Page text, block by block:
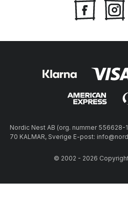
Nordic Nest AB (org. nummer
70 KALMAR, Sverige E-post:
© 2002 - 2026